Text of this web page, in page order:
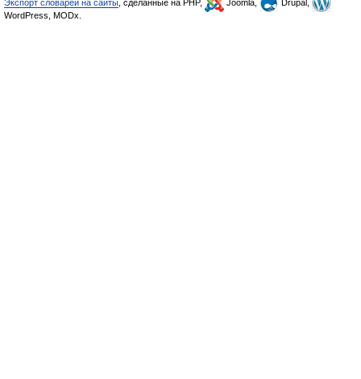
Экспорт словарей на сайты , сделанные на PHP, Joomla,
Drupal,
WordPress, MODx.